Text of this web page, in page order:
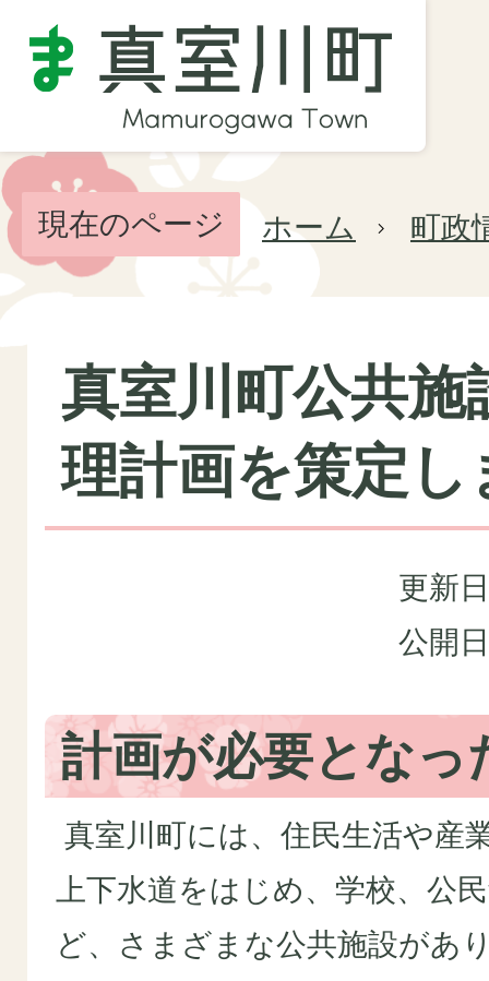
現在のページ ホーム 町政
真室川町公共施
理計画を策定し
更新
公開
計画が必要となっ
真室川町には、住民生活や産
上下水道をはじめ、学校、公
ど、さまざまな公共施設があ